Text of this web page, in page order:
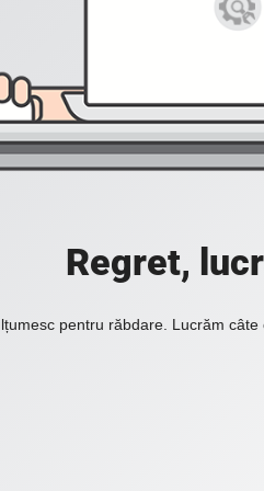
Regret,
pentru răbdare. Lucrăm